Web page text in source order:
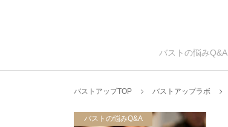
バストの悩みQ&A
バストアップTOP バストアップラボ
バストの悩みQ&A